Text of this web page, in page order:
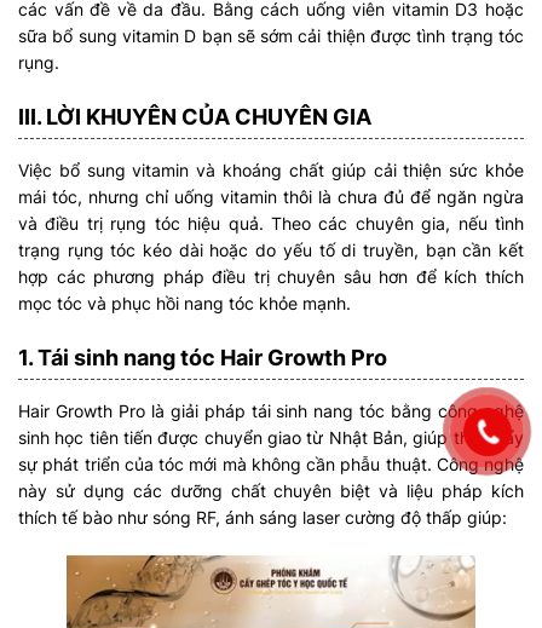
các vấn đề về da đầu. Bằng cách uống viên vitamin D3 hoặc
sữa bổ sung vitamin D bạn sẽ sớm cải thiện được tình trạng tóc
rụng.
III. LỜI KHUYÊN CỦA CHUYÊN GIA
Việc bổ sung vitamin và khoáng chất giúp cải thiện sức khỏe
mái tóc, nhưng chỉ uống vitamin thôi là chưa đủ để ngăn ngừa
và điều trị rụng tóc hiệu quả. Theo các chuyên gia, nếu tình
trạng rụng tóc kéo dài hoặc do yếu tố di truyền, bạn cần kết
hợp các phương pháp điều trị chuyên sâu hơn để kích thích
mọc tóc và phục hồi nang tóc khỏe mạnh.
1. Tái sinh nang tóc Hair Growth Pro
Hair Growth Pro là giải pháp tái sinh nang tóc bằng công nghệ
sinh học tiên tiến được chuyển giao từ Nhật Bản, giúp thúc đẩy
sự phát triển của tóc mới mà không cần phẫu thuật. Công nghệ
này sử dụng các dưỡng chất chuyên biệt và liệu pháp kích
thích tế bào như sóng RF, ánh sáng laser cường độ thấp giúp: